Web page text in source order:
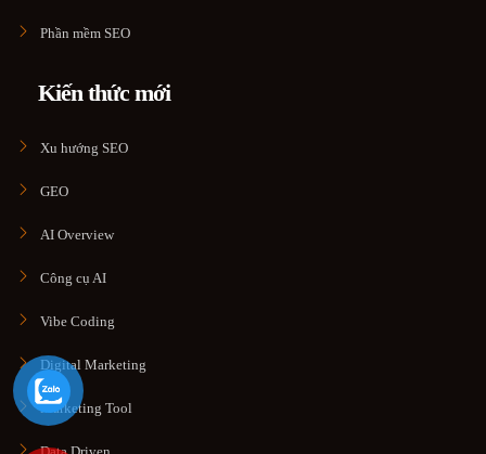
Phần mềm SEO
Kiến thức mới
Xu hướng SEO
GEO
AI Overview
Công cụ AI
Vibe Coding
Digital Marketing
Marketing Tool